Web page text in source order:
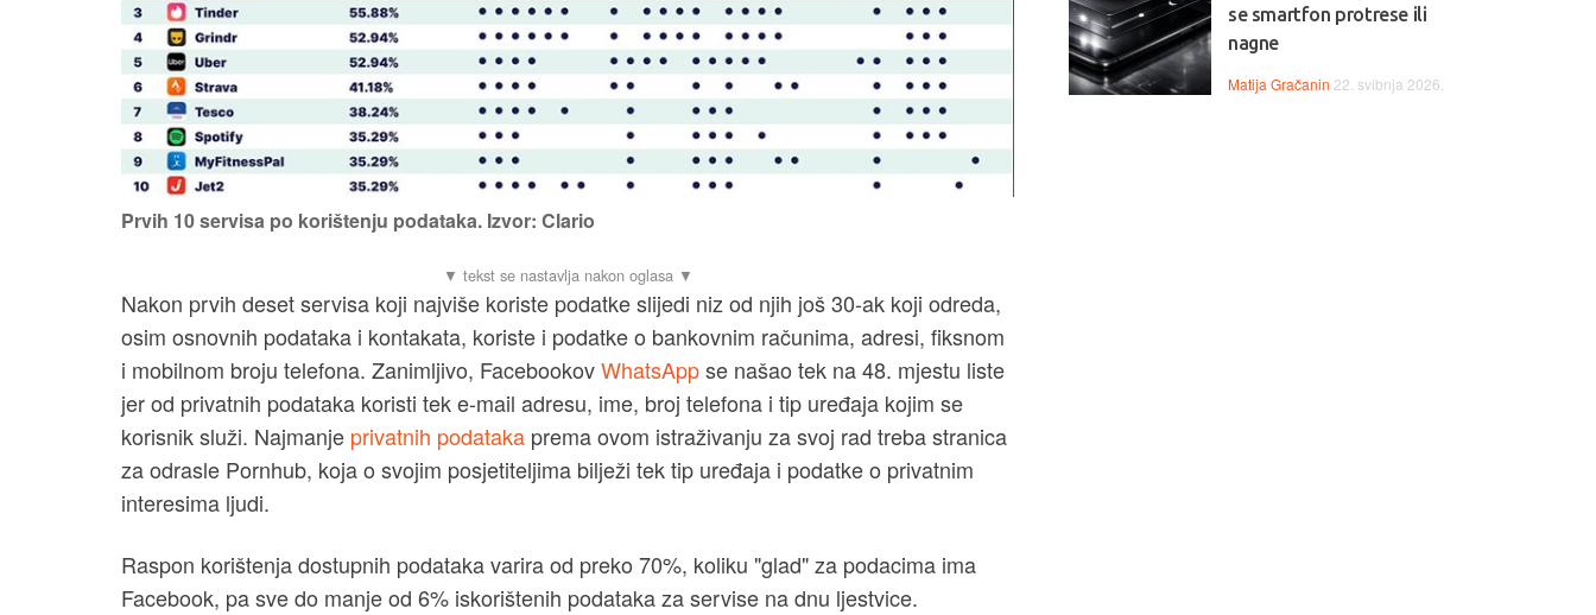
Prvih 10 servisa po korištenju podataka. Izvor: Clario
Nakon prvih deset servisa koji najviše koriste podatke slijedi niz od njih još 30-ak koji odreda,
osim osnovnih podataka i kontakata, koriste i podatke o bankovnim računima, adresi, fiksnom
i mobilnom broju telefona. Zanimljivo, FacebookovWhatsAppse našao tek na 48. mjestu liste
jer od privatnih podataka koristi tek e-mail adresu, ime, broj telefona i tip uređaja kojim se
korisnik služi. Najmanje privatnih podataka prema ovom istraživanju za svoj rad treba stranica
za odrasle Pornhub, koja o svojim posjetiteljima bilježi tek tip uređaja i podatke o privatnim
interesima ljudi.
Raspon korištenja dostupnih podataka varira od preko 70%, koliku "glad" za podacima ima
Facebook, pa sve do manje od 6% iskorištenih podataka za servise na dnu ljestvice.
se smartfon protrese ili
nagne
Matija Gračanin 22. svibnja 2026.